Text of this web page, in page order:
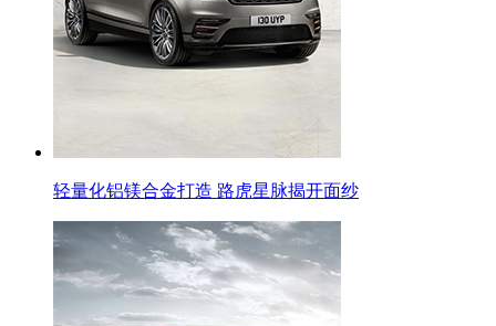
轻量化铝镁合金打造 路虎星脉揭开面纱